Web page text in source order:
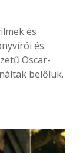
és
és
Oscar-
belőlük.